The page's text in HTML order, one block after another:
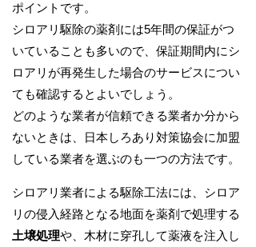
ポイントです。
シロアリ駆除の薬剤には5年間の保証がつ
いていることも多いので、保証期間内にシ
ロアリが再発生した場合のサービスについ
ても確認するとよいでしょう。
どのような業者が信頼できる業者か分から
ないときは、日本しろあり対策協会に加盟
している業者を選ぶのも一つの方法です。
シロアリ業者による駆除工法には、シロア
リの侵入経路となる地面を薬剤で処理する
土壌処理や、木材に穿孔して薬液を注入し